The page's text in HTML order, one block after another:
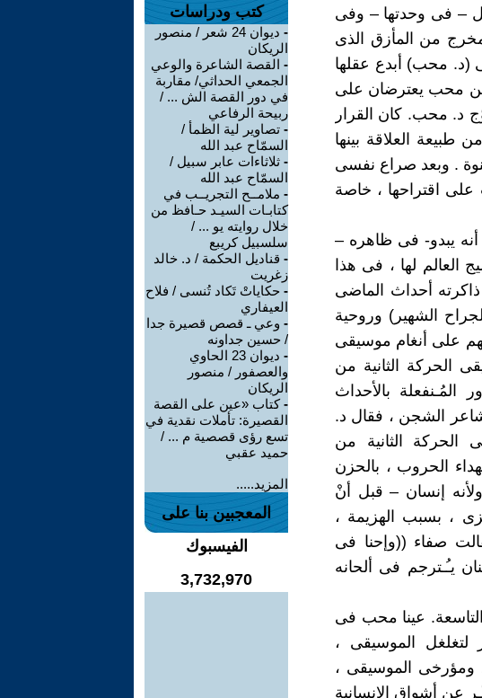
– فى وحدتها – وفى
من المأزق الذى
(د. محب) أبدع عقلها
محب يعترضان على
د. محب. كان القرار
العلاقة بينها
. وبعد صراع نفسى
اقتراحها ، خاصة
أنه يبدو- فى ظاهره –
العالم لها ، فى هذا
أحداث الماضى
الشهير) وروحية
على أنغام موسيقى
الحركة الثانية من
بالأحداث
الشجن ، فقال د.
الحركة الثانية من
الحروب ، بالحزن
إنسان – قبل أنْ
، بسبب الهزيمة ،
صفاء ((وإحنا فى
يـُـترجم فى ألحانه
عينا محب فى
الموسيقى ،
ومؤرخى الموسيقى ،
عن أشواق الإنسانية
كتب ودراسات
-
ديوان 24 شعر / منصور
الريكان
- القصة الشاعرة والوعي
الجمعي الحداثي/ مقاربة
في دور القصة الش ... /
ربيحة الرفاعي
- تصاوير لية الظمأ /
السمّاح عبد الله
- ثلاثاءات عابر سبيل /
السمّاح عبد الله
- ملامــح التجريــب في
كتابـات السيـد حـافظ من
خلال روايته يو ... /
سلسبيل كريبع
- قناديل الحكمة / د. خالد
زغريت
- حكاياتْ تَكاد تُنسى / فلاح
العيفاري
- وعي ـ قصص قصيرة جدا
/ حسين جداونه
-
ديوان 23 الحاوي
والعصفور / منصور
الريكان
-كتاب «عين على القصة
القصيرة: تأملات نقدية في
تسع رؤى قصصية م ... /
حميد عقبي
المزيد.....
المعجبين بنا على
الفيسبوك
3,732,970